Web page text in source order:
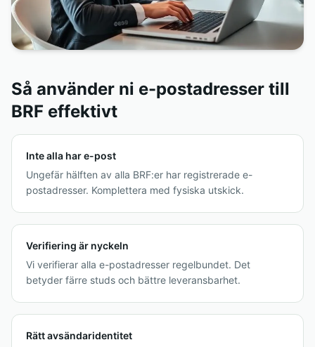
Så använder ni e-postadresser till
BRF effektivt
Inte alla har e-post
Ungefär hälften av alla BRF:er har registrerade e-
postadresser. Komplettera med fysiska utskick.
Verifiering är nyckeln
Vi verifierar alla e-postadresser regelbundet. Det
betyder färre studs och bättre leveransbarhet.
Rätt avsändaridentitet